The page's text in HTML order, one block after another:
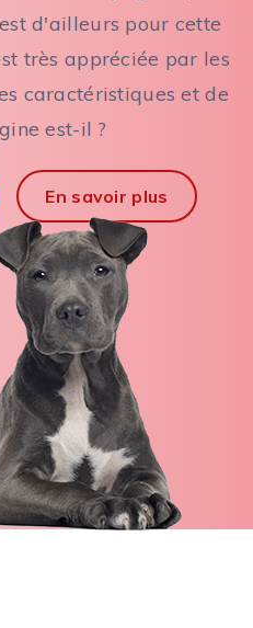
d'ailleurs pour cette
très appréciée par les
caractéristiques et de
est-il ?
En savoir plus